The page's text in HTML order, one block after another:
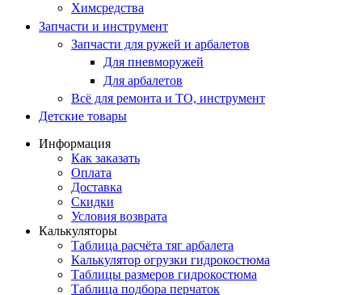
Химсредства
Запчасти и инструмент
Запчасти для ружей и арбалетов
Для пневморужей
Для арбалетов
Всё для ремонта и ТО, инструмент
Детские товары
Информация
Как заказать
Оплата
Доставка
Скидки
Условия возврата
Калькуляторы
Таблица расчёта тяг арбалета
Калькулятор огрузки гидрокостюма
Таблицы размеров гидрокостюма
Таблица подбора перчаток